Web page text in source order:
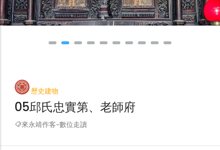
歷史建物
05邱氏忠實第、老師府
來永靖作客-數位走讀